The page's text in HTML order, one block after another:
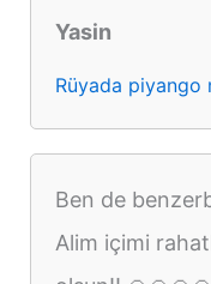
Yasin
Rüyada piyango
Ben de
Alim içimi